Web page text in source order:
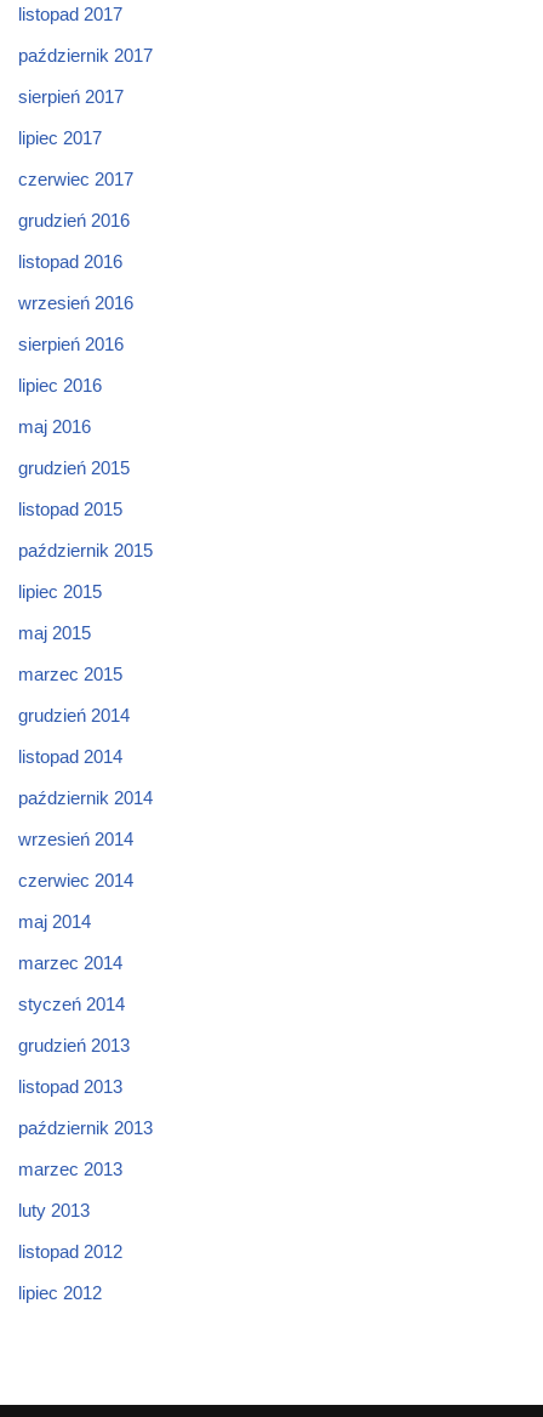
listopad 2017
październik 2017
sierpień 2017
lipiec 2017
czerwiec 2017
grudzień 2016
listopad 2016
wrzesień 2016
sierpień 2016
lipiec 2016
maj 2016
grudzień 2015
listopad 2015
październik 2015
lipiec 2015
maj 2015
marzec 2015
grudzień 2014
listopad 2014
październik 2014
wrzesień 2014
czerwiec 2014
maj 2014
marzec 2014
styczeń 2014
grudzień 2013
listopad 2013
październik 2013
marzec 2013
luty 2013
listopad 2012
lipiec 2012